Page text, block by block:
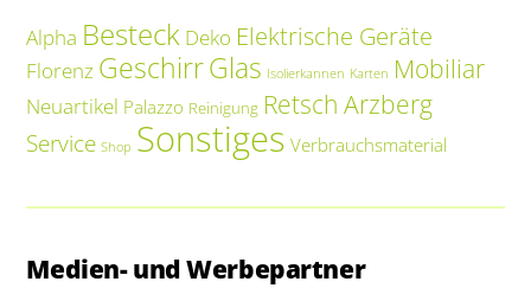
Alpha Besteck Deko Elektrische Geräte
Florenz GeschirrGlas Isolierkannen Karten Mobiliar
Neuartikel Palazzo Reinigung Retsch Arzberg
Service Shop Sonstiges Verbrauchsmaterial
Medien- und Werbepartner